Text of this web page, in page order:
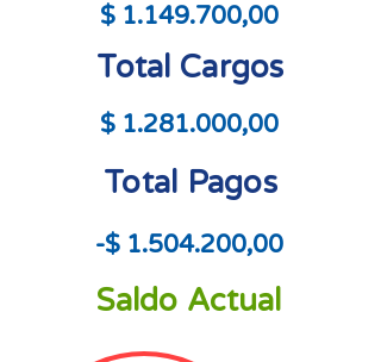
$ 1.149.700,00
Total Cargos
$ 1.281.000,00
Total Pagos
-$ 1.504.200,00
Saldo Actual